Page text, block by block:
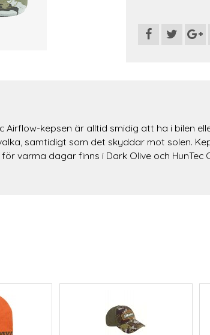
Airflow-kepsen är alltid smidig att ha i bilen
samtidigt som det skyddar mot solen.
varma dagar finns i Dark Olive och